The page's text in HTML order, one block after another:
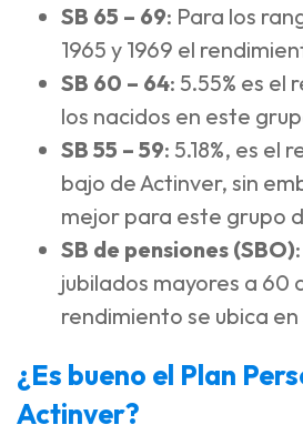
SB 65 – 69: Para los
1965 y 1969 el
SB 60 – 64: 5.55% es
los nacidos en este
SB 55 – 59: 5.18%, es el
bajo de Actinver, sin
mejor para este grupo
SB de pensiones (SBO)
jubilados mayores a 60
rendimiento se ubica en
¿Es bueno el Plan
Actinver?